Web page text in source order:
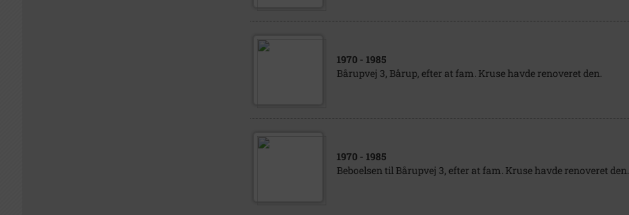
1970 - 1985
Bårupvej 3, Bårup, efter at fam. Kruse havde renoveret den.
1970 - 1985
Beboelsen til Bårupvej 3, efter at fam. Kruse havde renoveret den.